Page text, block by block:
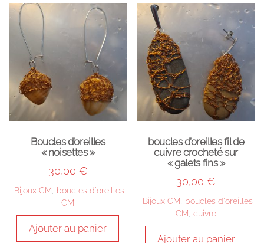
Boucles d’oreilles
« noisettes »
30,00 €
Bijoux CM
boucles d'oreilles
CM
Ajouter au panier
boucles d’oreilles fil de
cuivre crocheté sur
« galets fins »
30,00€
Bijoux CM
boucles d'oreilles
CM cuivre
Ajouter au panier